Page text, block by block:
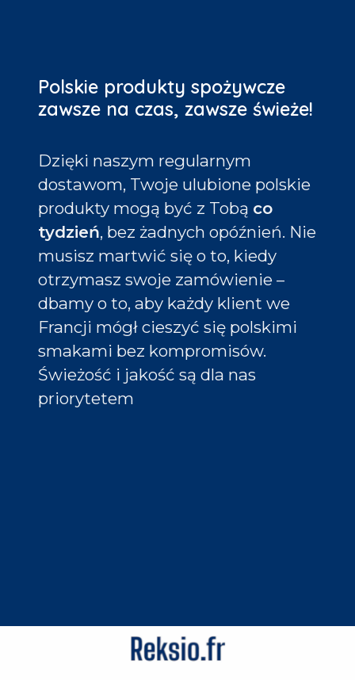
Polskie produkty spożywcze
zawsze na czas, zawsze świeże!
Dzięki naszym regularnym
dostawom, Twoje ulubione polskie
produkty mogą być z Tobą co
tydzień, bez żadnych opóźnień. Nie
musisz martwić się o to, kiedy
otrzymasz swoje zamówienie –
dbamy o to, aby każdy klient we
Francji mógł cieszyć się polskimi
smakami bez kompromisów.
Świeżość i jakość są dla nas
priorytetem